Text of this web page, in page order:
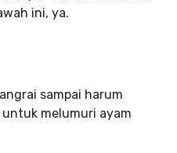
ini, ya.
sampai harum
melumuri ayam